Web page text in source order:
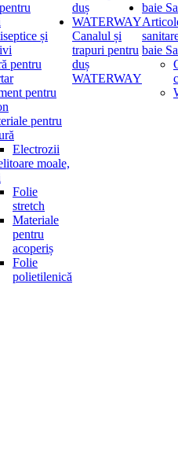
și
pentru
pentru
pentru
Electrozii
moale,
Folie
stretch
Materiale
pentru
acoperiș
Folie
polietilenică
Canalul și
trapuri pentru
duș
WATERWAY
baie